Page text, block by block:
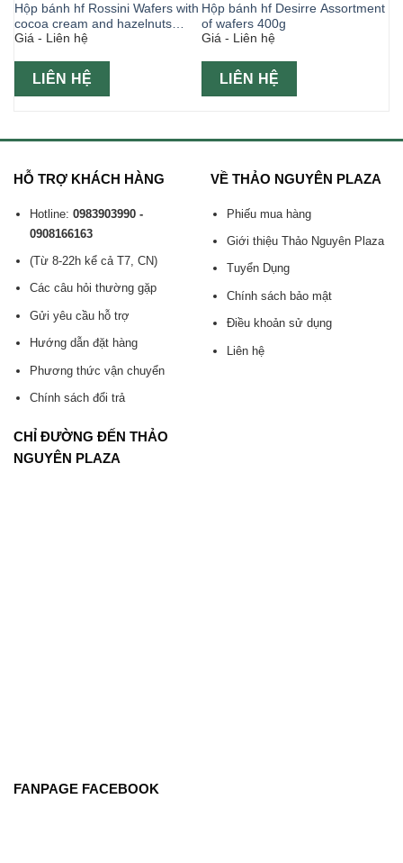
Hộp bánh hf Rossini Wafers with
cocoa cream and hazelnuts
374g hộp màu đỏ
Giá - Liên hệ
LIÊN HỆ
Hộp bánh hf Desirre Assortment
of wafers 400g
Giá - Liên hệ
LIÊN HỆ
HỖ TRỢ KHÁCH HÀNG
Hotline: 0983903990 -
0908166163
(Từ 8-22h kể cả T7, CN)
Các câu hỏi thường gặp
Gửi yêu cầu hỗ trợ
Hướng dẫn đặt hàng
Phương thức vận chuyển
Chính sách đổi trả
VỀ THẢO NGUYÊN PLAZA
Phiếu mua hàng
Giới thiệu Thảo Nguyên Plaza
Tuyển Dụng
Chính sách bảo mật
Điều khoản sử dụng
Liên hệ
CHỈ ĐƯỜNG ĐẾN THẢO
NGUYÊN PLAZA
FANPAGE FACEBOOK